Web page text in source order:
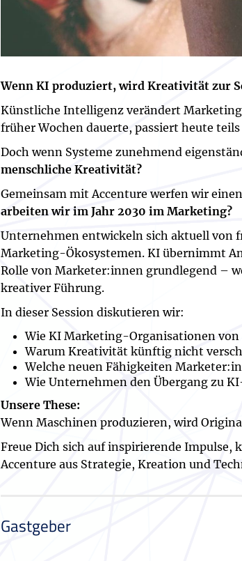
Wenn KI produziert, wird Kreativität zur
Künstliche Intelligenz verändert
früher Wochen dauerte, passiert heute
Doch wenn Systeme zunehmend
menschliche Kreativität?
Gemeinsam mit Accenture werfen wir
arbeiten wir im Jahr 2030 im Marketing?
Unternehmen entwickeln sich aktuell von
Marketing-Ökosystemen. KI übernimmt
Rolle von Marketer:innen grundlegend –
kreativer Führung.
In dieser Session diskutieren wir:
Wie KI Marketing-Organisationen
Warum Kreativität künftig nicht
Welche neuen Fähigkeiten
Wie Unternehmen den Übergang zu
Unsere These:
Wenn Maschinen produzieren, wird
Freue Dich sich auf inspirierende
Accenture aus Strategie, Kreation und
Gastgeber